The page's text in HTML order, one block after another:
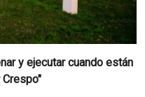
y ejecutar cuando están